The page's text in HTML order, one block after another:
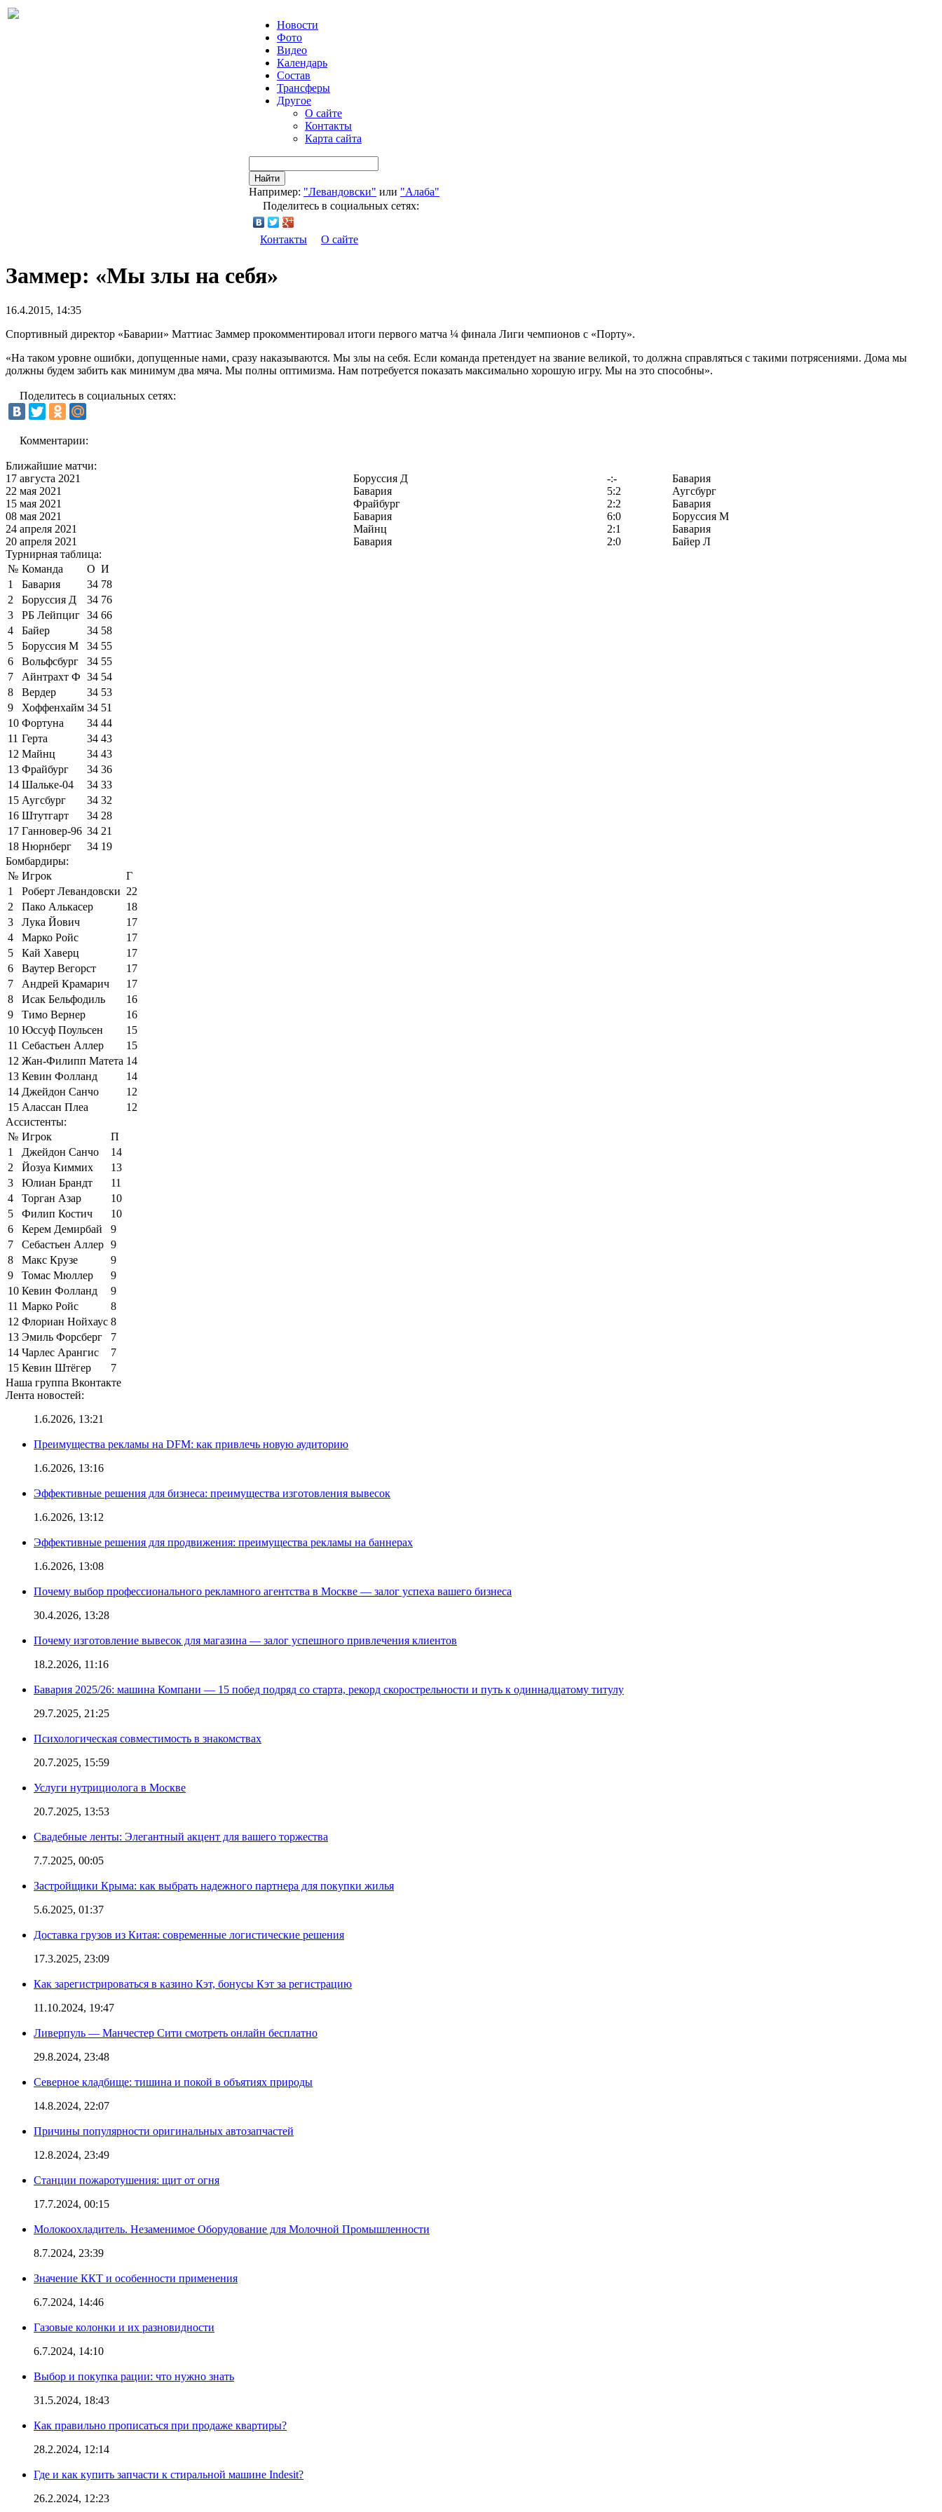
Новости
Фото
Видео
Календарь
Состав
Трансферы
Другое
О сайте
Контакты
Карта сайта
Найти
Например: "Левандовски" или "Алаба"
Поделитесь в социальных сетях:
Контакты О сайте
Заммер: «Мы злы на себя»
16.4.2015, 14:35
Спортивный директор «Баварии» Маттиас Заммер прокомментировал итоги первого матча ¼ финала Лиги чемпионов с «Порту».
«На таком уровне ошибки, допущенные нами, сразу наказываются. Мы злы на себя. Если команда претендует на звание великой, то должна справляться с такими потрясениями. Дома мы
должны будем забить как минимум два мяча. Мы полны оптимизма. Нам потребуется показать максимально хорошую игру. Мы на это способны».
Поделитесь в социальных сетях:
Комментарии:
Ближайшие матчи:
17 августа 2021
Боруссия Д -:-
Бавария
22 мая 2021
Бавария 5:2
Аугсбург
15 мая 2021
Фрайбург 2:2
Бавария
08 мая 2021
Бавария 6:0
Боруссия М
24 апреля 2021
Майнц 2:1
Бавария
20 апреля 2021
Бавария 2:0
Байер Л
Турнирная таблица:
№ Команда О И
1
Бавария 34 78
2
Боруссия Д 34 76
3
РБ Лейпциг 34 66
4
Байер 34 58
5
Боруссия М 34 55
6
Вольфсбург 34 55
7
Айнтрахт Ф 34 54
8
Вердер 34 53
9
Хоффенхайм 34 51
10 Фортуна 34 44
11 Герта 34 43
12 Майнц 34 43
13 Фрайбург 34 36
14 Шальке-04 34 33
15 Аугсбург 34 32
16 Штутгарт 34 28
17 Ганновер-96 34 21
18 Нюрнберг 34 19
Бомбардиры:
№ Игрок
Г
1
Роберт Левандовски 22
2
Пако Алькасер
18
3
Лука Йович
17
4
Марко Ройс
17
5
Кай Хаверц
17
6
Ваутер Вегорст
17
7
Андрей Крамарич
17
8
Исак Бельфодиль
16
9
Тимо Вернер
16
10 Юссуф Поульсен
15
11 Себастьен Аллер
15
12 Жан-Филипп Матета 14
13 Кевин Фолланд
14
14 Джейдон Санчо
12
15 Алассан Плеа
12
Ассистенты:
№ Игрок
П
1
Джейдон Санчо
14
2
Йозуа Киммих
13
3
Юлиан Брандт
11
4
Торган Азар
10
5
Филип Костич
10
6
Керем Демирбай
9
7
Себастьен Аллер 9
8
Макс Крузе
9
9
Томас Мюллер
9
10 Кевин Фолланд
9
11 Марко Ройс
8
12 Флориан Нойхаус 8
13 Эмиль Форсберг
7
14 Чарлес Арангис
7
15 Кевин Штёгер
7
Наша группа Вконтакте
Лента новостей:
1.6.2026, 13:21
Преимущества рекламы на DFM: как привлечь новую аудиторию
1.6.2026, 13:16
Эффективные решения для бизнеса: преимущества изготовления вывесок
1.6.2026, 13:12
Эффективные решения для продвижения: преимущества рекламы на баннерах
1.6.2026, 13:08
Почему выбор профессионального рекламного агентства в Москве — залог успеха вашего бизнеса
30.4.2026, 13:28
Почему изготовление вывесок для магазина — залог успешного привлечения клиентов
18.2.2026, 11:16
Бавария 2025/26: машина Компани — 15 побед подряд со старта, рекорд скорострельности и путь к одиннадцатому титулу
29.7.2025, 21:25
Психологическая совместимость в знакомствах
20.7.2025, 15:59
Услуги нутрициолога в Москве
20.7.2025, 13:53
Свадебные ленты: Элегантный акцент для вашего торжества
7.7.2025, 00:05
Застройщики Крыма: как выбрать надежного партнера для покупки жилья
5.6.2025, 01:37
Доставка грузов из Китая: современные логистические решения
17.3.2025, 23:09
Как зарегистрироваться в казино Кэт, бонусы Кэт за регистрацию
11.10.2024, 19:47
Ливерпуль — Манчестер Сити смотреть онлайн бесплатно
29.8.2024, 23:48
Северное кладбище: тишина и покой в объятиях природы
14.8.2024, 22:07
Причины популярности оригинальных автозапчастей
12.8.2024, 23:49
Станции пожаротушения: щит от огня
17.7.2024, 00:15
Молокоохладитель. Незаменимое Оборудование для Молочной Промышленности
8.7.2024, 23:39
Значение ККТ и особенности применения
6.7.2024, 14:46
Газовые колонки и их разновидности
6.7.2024, 14:10
Выбор и покупка рации: что нужно знать
31.5.2024, 18:43
Как правильно прописаться при продаже квартиры?
28.2.2024, 12:14
Где и как купить запчасти к стиральной машине Indesit?
26.2.2024, 12:23